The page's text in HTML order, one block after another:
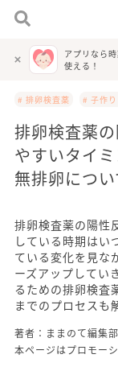
アプリなら
使える！
# 排卵検査薬 # 子作
排卵検査薬
やすいタイ
無排卵につい
排卵検査薬の陽性
している時期はい
ている変化を見な
ーズアップしてい
るための排卵検査
までのプロセスも
著者：ままのて編集部
本ページはプロモー